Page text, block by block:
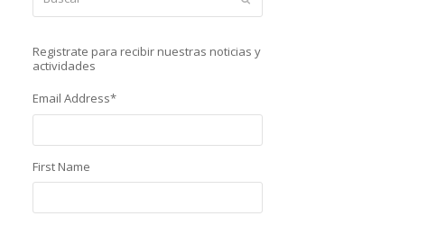
Registrate para recibir nuestras noticias y
actividades
Email Address*
First Name